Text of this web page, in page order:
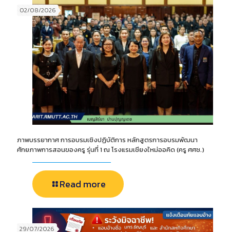
02/08/2026
ภาพบรรยากาศ การอบรมเชิงปฏิบัติการ หลักสูตรการอบรมพัฒนา
ศักยภาพการสอนของครู รุ่นที่ 1 ณ โรงแรมเชียงใหม่ออคิด (ครู ศศช.)
Read more
29/07/2026